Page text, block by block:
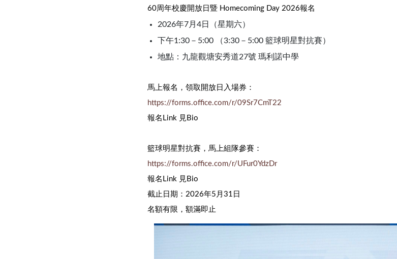
60周年校慶開放日暨 Homecoming Day 2026報名
2026年7月4日（星期六）
下午1:30－5:00 （3:30－5:00 籃球明星對抗賽）
地點：九龍觀塘安秀道27號 瑪利諾中學
馬上報名，領取開放日入場券：
https://forms.office.com/r/09Sr7CmT22
報名Link 見Bio
籃球明星對抗賽，馬上組隊參賽：
https://forms.office.com/r/UFur0YdzDr
報名Link 見Bio
截止日期：2026年5月31日
名額有限，額滿即止